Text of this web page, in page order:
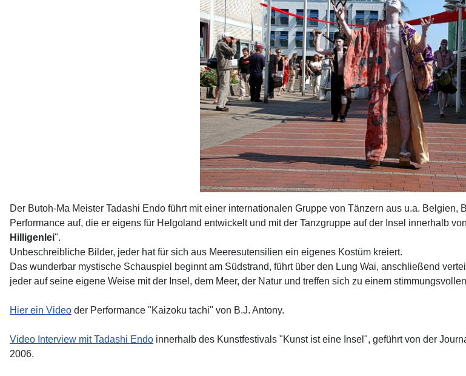
Der Butoh-Ma Meister Tadashi Endo führt mit einer internationalen Gruppe von Tänzern aus u.a.
Performance auf, die er eigens für Helgoland entwickelt und mit der Tanzgruppe auf der Insel innerhalb
Hilligenlei".
Unbeschreibliche Bilder, jeder hat für sich aus Meeresutensilien ein eigenes Kostüm kreiert.
Das wunderbar mystische Schauspiel beginnt am Südstrand, führt über den Lung Wai, anschließend
jeder auf seine eigene Weise mit der Insel, dem Meer, der Natur und treffen sich zu einem
Hier ein Video der Performance "Kaizoku tachi" von B.J. Antony.
Video Interview mit Tadashi Endo innerhalb des Kunstfestivals "Kunst ist eine Insel", geführt von der
2006.